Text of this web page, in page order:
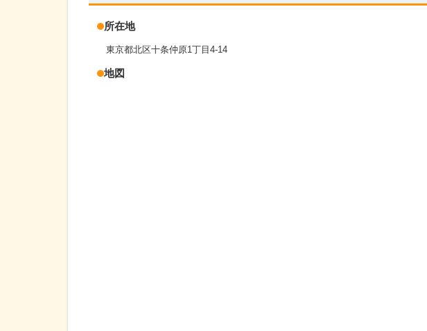
所在地
東京都北区十条仲原1丁目4-14
地図